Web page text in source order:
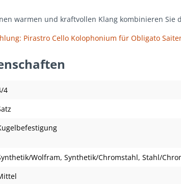
warmen und kraftvollen Klang kombinieren Sie
Pirastro Cello Kolophonium für Obligato
4
Wolfram, Synthetik/Chromstahl, Stahl/